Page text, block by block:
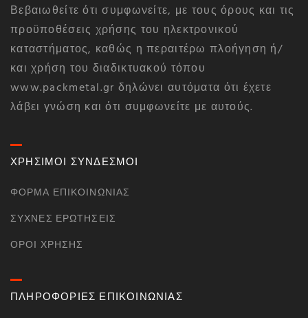
Βεβαιωθείτε ότι συμφωνείτε, με τους όρους και τις
προϋποθέσεις χρήσης του ηλεκτρονικού
καταστήματος, καθώς η περαιτέρω πλοήγηση ή/
και χρήση του διαδικτυακού τόπου
www.packmetal.gr δηλώνει αυτόματα ότι έχετε
λάβει γνώση και ότι συμφωνείτε με αυτούς.
ΧΡΗΣΙΜΟΙ ΣΥΝΔΕΣΜΟΙ
ΦΌΡΜΑ ΕΠΙΚΟΙΝΩΝΊΑΣ
ΣΥΧΝΈΣ ΕΡΩΤΉΣΕΙΣ
ΌΡΟΙ ΧΡΉΣΗΣ
ΠΛΗΡΟΦΟΡΙΕΣ ΕΠΙΚΟΙΝΩΝΙΑΣ